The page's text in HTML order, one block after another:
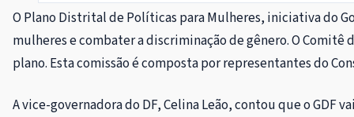
O Plano Distrital de Políticas para Mulheres, iniciativa do
mulheres e combater a discriminação de gênero. O
plano. Esta comissão é composta por representantes do
A vice-governadora do DF, Celina Leão, contou que o